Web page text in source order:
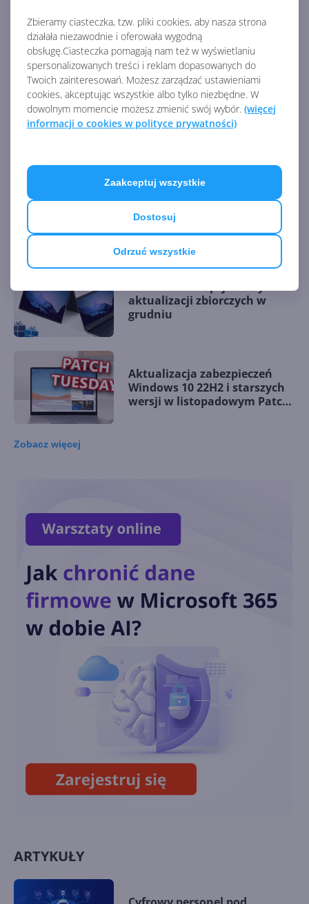
Zbieramy ciasteczka, tzw. pliki cookies, aby nasza strona
działała niezawodnie i oferowała wygodną
obsługę.Ciasteczka pomagają nam też w wyświetlaniu
spersonalizowanych treści i reklam dopasowanych do
Twoich zainteresowań. Możesz zarządzać ustawieniami
cookies, akceptując wszystkie albo tylko niezbędne. W
dowolnym momencie możesz zmienić swój wybór. (więcej
informacji o cookies w polityce prywatności)
Odrzuć wszystkie
Dostosuj
Zaakceptuj wszystkie
insider/2023/11/16/releasing-windows-10-build-
19045-3754-to-release-preview-channel/
AKTUALNOŚCI Z KATEGORII WINDOWS 10
Aktualizacja bezpieczeństwa
Windows 10 22H2 w
Windows 10 22H2 z
poprawkami w listopadowej
aktualizacji opcjonalnej (build
aktualizacji zbiorczych w
grudniu
Aktualizacja zabezpieczeń
Windows 10 22H2 i starszych
wersji w listopadowym Patch
pobranie Paint 3D
Przedłużone wsparcie
konsumentów. Ile będzie
kosztować?
Październikowa aktualizacja
opcjonalna Windows 10 22H2
(build 19045.5073)
Zobacz więcej
ARTYKUŁY